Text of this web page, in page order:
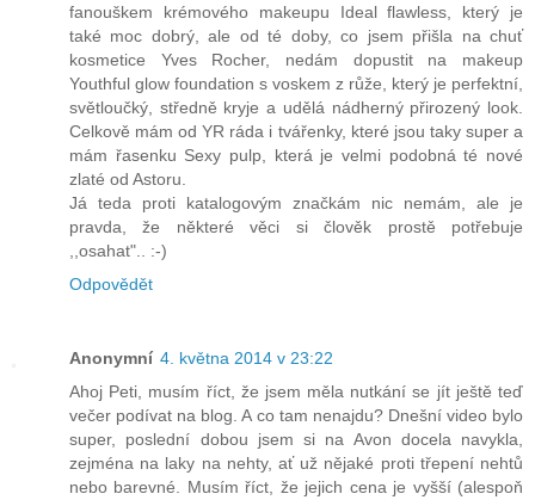
fanouškem krémového makeupu Ideal flawless, který je
také moc dobrý, ale od té doby, co jsem přišla na chuť
kosmetice Yves Rocher, nedám dopustit na makeup
Youthful glow foundation s voskem z růže, který je perfektní,
světloučký, středně kryje a udělá nádherný přirozený look.
Celkově mám od YR ráda i tvářenky, které jsou taky super a
mám řasenku Sexy pulp, která je velmi podobná té nové
zlaté od Astoru.
Já teda proti katalogovým značkám nic nemám, ale je
pravda, že některé věci si člověk prostě potřebuje
,,osahat".. :-)
Odpovědět
Anonymní 4. května 2014 v 23:22
Ahoj Peti, musím říct, že jsem měla nutkání se jít ještě teď
večer podívat na blog. A co tam nenajdu? Dnešní video bylo
super, poslední dobou jsem si na Avon docela navykla,
zejména na laky na nehty, ať už nějaké proti třepení nehtů
nebo barevné. Musím říct, že jejich cena je vyšší (alespoň